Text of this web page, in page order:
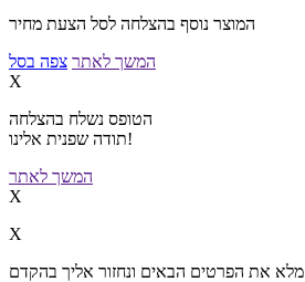
המוצר נוסף בהצלחה לסל הצעת מחיר
המשך לאתר צפה בסל
X
הטופס נשלח בהצלחה
תודה שפנית אלינו!
המשך לאתר
X
X
מלא את הפרטים הבאים ונחזור אליך בהקדם